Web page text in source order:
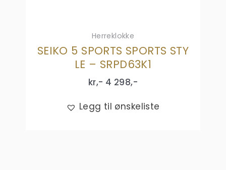
Herreklokke
SEIKO 5 SPORTS SPORTS STY
LE – SRPD63K1
kr,- 4 298,-
Legg til ønskeliste